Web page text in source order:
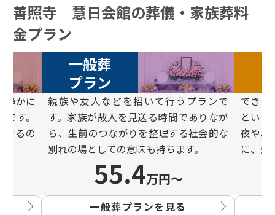
善照寺 慧日会館の葬儀・家族葬料
金プラン
静かに
す。
るの
一般葬
プラン
親族や友⼈などを招いて⾏うプランで
す。家族が故⼈を⾒送る時間でありなが
ら、⽣前のつながりを整理する社会的な
別れの場としての意味も持ちます。
55.4万円〜
一般葬プランを見る
できる
とい
夜や葬
に、⽕